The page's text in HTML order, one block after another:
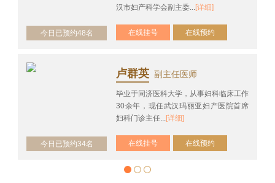
今日已预约48名
汉市妇产科学会副主委... [详细]
在线挂号 在线预约
今日已预约34名
卢群英 副主任医师
毕业于同济医科大学，从事妇科临床工作
30余年，现任武汉玛丽亚妇产医院首席
妇科门诊主任... [详细]
在线挂号 在线预约